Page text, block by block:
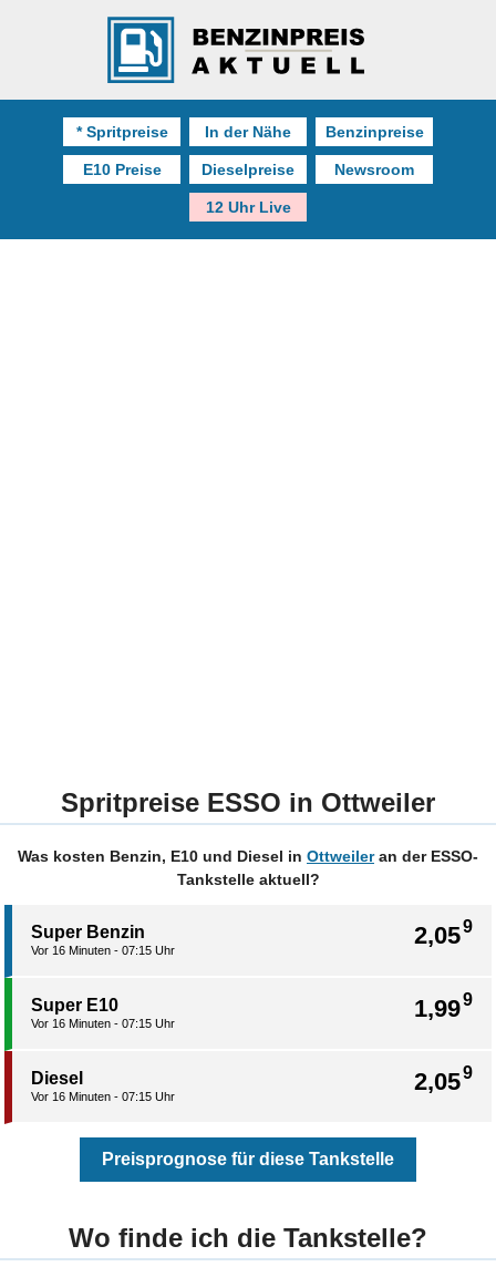
* Spritpreise In der Nähe Benzinpreise
E10 Preise Dieselpreise Newsroom
12 Uhr Live
Spritpreise ESSO in Ottweiler
Was kosten Benzin, E10 und Diesel in Ottweileran der ESSO-
Tankstelle aktuell?
2,059
Super Benzin
Vor 16 Minuten - 07:15 Uhr
1,999
Super E10
Vor 16 Minuten - 07:15 Uhr
2,059
Diesel
Vor 16 Minuten - 07:15 Uhr
Preisprognose für diese Tankstelle
Wo finde ich die Tankstelle?